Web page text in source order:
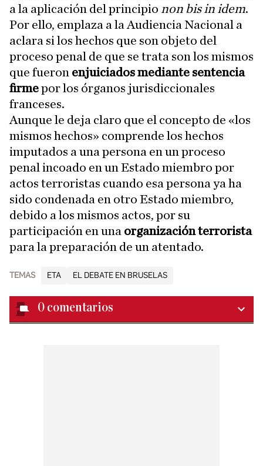
a la aplicación del principio non bis in idem.
Por ello, emplaza a la Audiencia Nacional a
aclara si los hechos que son objeto del
proceso penal de que se trata son los mismos
que fueron enjuiciados mediante sentencia
firmepor los órganos jurisdiccionales
franceses.
Aunque le deja claro que el concepto de «los
mismos hechos» comprende los hechos
imputados a una persona en un proceso
penal incoado en un Estado miembro por
actos terroristas cuando esa persona ya ha
sido condenada en otro Estado miembro,
debido a los mismos actos, por su
participación en una organización terrorista
para la preparación de un atentado.
TEMAS ETA EL DEBATE EN BRUSELAS
0 comentarios